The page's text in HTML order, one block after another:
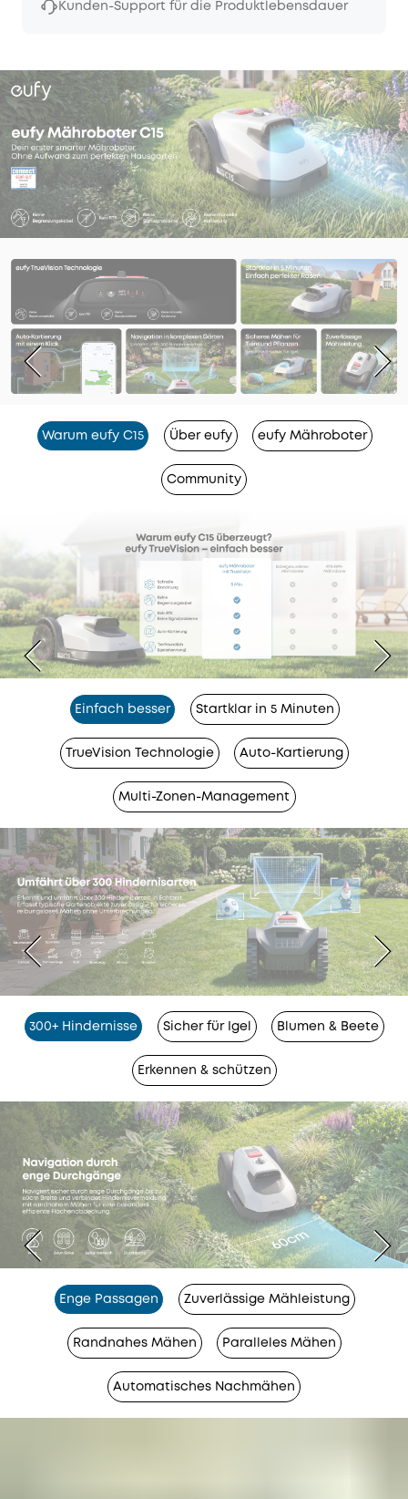
Kunden-Support für die Produktlebensdauer
Warum eufy C15 Über eufy eufy Mähroboter
Community
Einfach besser Startklar in 5 Minuten
TrueVision Technologie Auto-Kartierung
Multi-Zonen-Management
300+ Hindernisse Sicher für Igel Blumen & Beete
Erkennen & schützen
Enge Passagen Zuverlässige Mähleistung
Randnahes Mähen Paralleles Mähen
Automatisches Nachmähen